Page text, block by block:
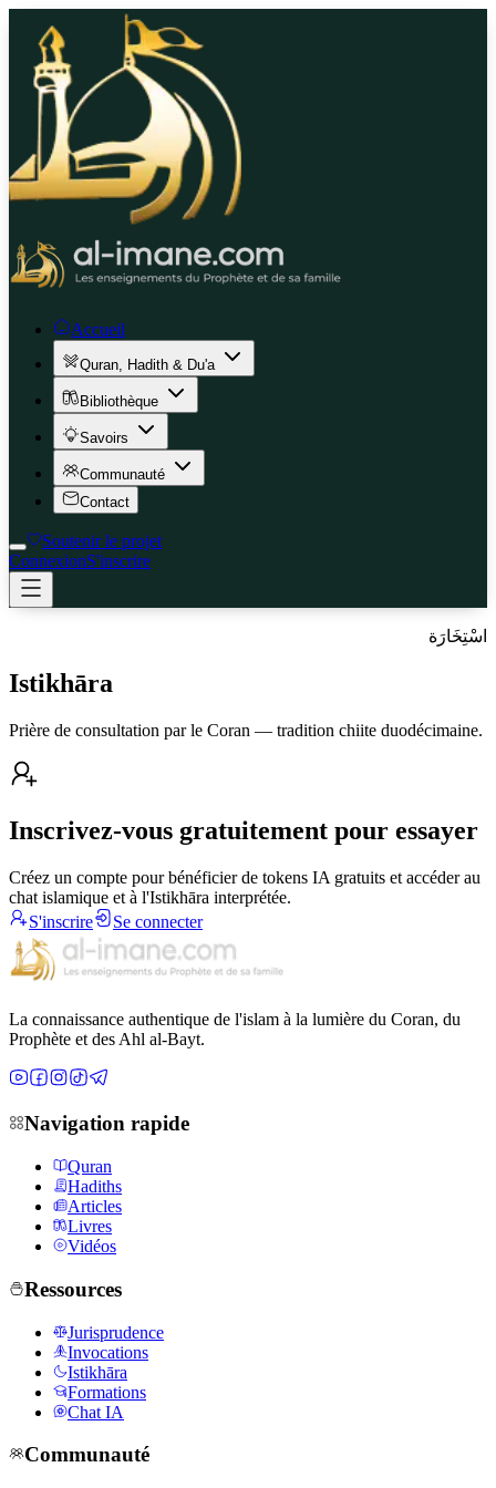
Accueil
Quran, Hadith & Du'a
Bibliothèque
Savoirs
Communauté
Contact
Soutenir le projet
ConnexionS'inscrire
اسْتِخَارَة
Istikhāra
Prière de consultation par le Coran — tradition chiite duodécimaine.
Inscrivez-vous gratuitement pour essayer
Créez un compte pour bénéficier de tokens IA gratuits et accéder au
chat islamique et à l'Istikhāra interprétée.
S'inscrire
Se connecter
La connaissance authentique de l'islam à la lumière du Coran, du
Prophète et des Ahl al-Bayt.
Navigation rapide
Quran
Hadiths
Articles
Livres
Vidéos
Ressources
Jurisprudence
Invocations
Istikhāra
Formations
Chat IA
Communauté